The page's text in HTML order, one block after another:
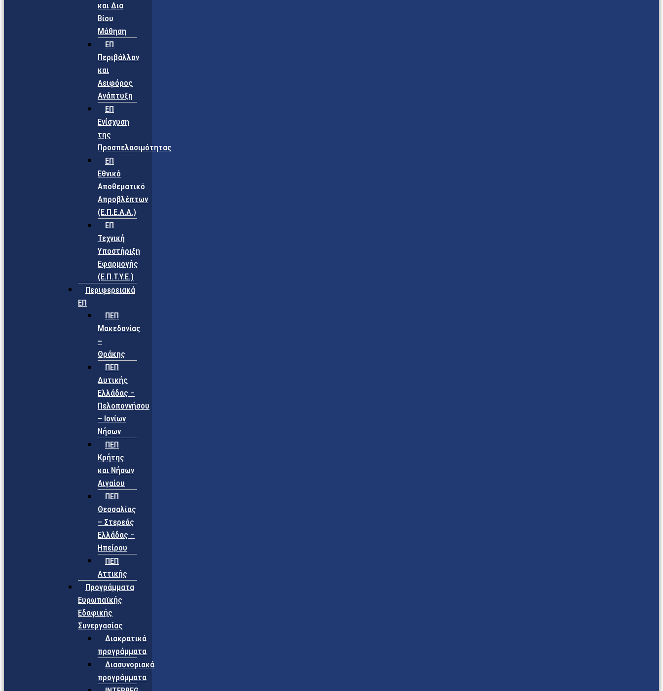
και Δια
Βίου
Μάθηση
ΕΠ
Περιβάλλον
και
Αειφόρος
Ανάπτυξη
ΕΠ
Ενίσχυση
της
Προσπελασιμότητας
ΕΠ
Εθνικό
Αποθεματικό
Απροβλέπτων
(Ε.Π.Ε.Α.Α.)
ΕΠ
Τεχνική
Υποστήριξη
Εφαρμογής
(Ε.Π.Τ.Υ.Ε.)
Περιφερειακά
ΕΠ
ΠΕΠ
Μακεδονίας
–
Θράκης
ΠΕΠ
Δυτικής
Ελλάδας –
Πελοποννήσου
– Ιονίων
Νήσων
ΠΕΠ
Κρήτης
και Νήσων
Αιγαίου
ΠΕΠ
Θεσσαλίας
– Στερεάς
Ελλάδας –
Ηπείρου
ΠΕΠ
Αττικής
Προγράμματα
Ευρωπαϊκής
Εδαφικής
Συνεργασίας
Διακρατικά
προγράμματα
Διασυνοριακά
προγράμματα